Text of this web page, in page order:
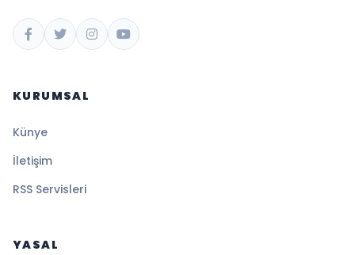
KURUMSAL
Künye
İletişim
RSS Servisleri
YASAL